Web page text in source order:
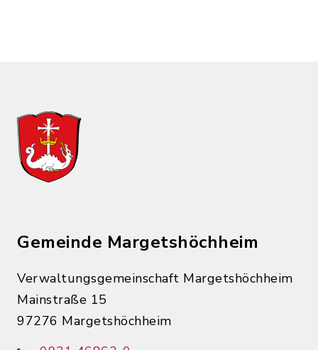
Gemeinde Margetshöchheim
Verwaltungsgemeinschaft Margetshöchheim
Mainstraße 15
97276 Margetshöchheim